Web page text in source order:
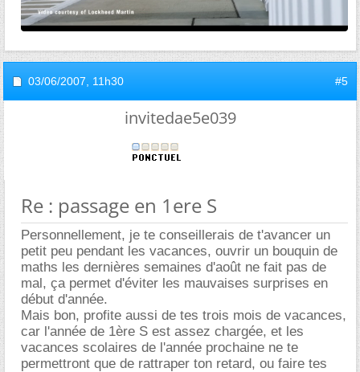
03/06/2007, 11h30 #5
invitedae5e039
Re : passage en 1ere S
Personnellement, je te conseillerais de t'avancer un
petit peu pendant les vacances, ouvrir un bouquin de
maths les dernières semaines d'août ne fait pas de
mal, ça permet d'éviter les mauvaises surprises en
début d'année.
Mais bon, profite aussi de tes trois mois de vacances,
car l'année de 1ère S est assez chargée, et les
vacances scolaires de l'année prochaine ne te
permettront que de rattraper ton retard, ou faire tes